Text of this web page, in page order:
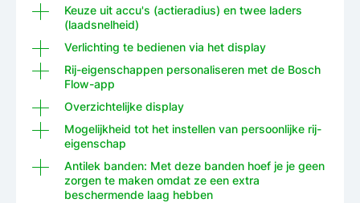
Keuze uit accu's (actieradius) en twee laders
(laadsnelheid)
Verlichting te bedienen via het display
Rij-eigenschappen personaliseren met de Bosch
Flow-app
Overzichtelijke display
Mogelijkheid tot het instellen van persoonlijke rij-
eigenschap
Antilek banden: Met deze banden hoef je je geen
zorgen te maken omdat ze een extra
beschermende laag hebben